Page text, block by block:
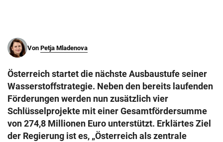
Von Petja Mladenova
Österreich startet die nächste Ausbaustufe seiner
Wasserstoffstrategie. Neben den bereits laufenden
Förderungen werden nun zusätzlich vier
Schlüsselprojekte mit einer Gesamtfördersumme
von 274,8 Millionen Euro unterstützt. Erklärtes Ziel
der Regierung ist es, „Österreich als zentrale